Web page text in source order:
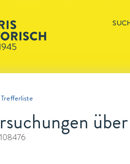
108476